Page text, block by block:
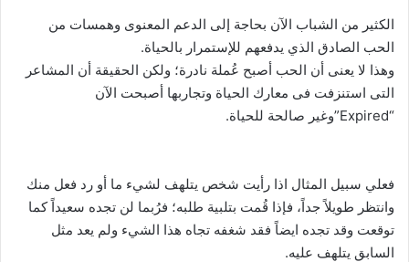
الكثير من الشباب الآن بحاجة إلى الدعم المعنوى وهمسات من
الحب الصادق الذي يدفعهم للإستمرار بالحياة.
وهذا لا يعنى أن الحب أصبح عُملة نادرة؛ ولكن الحقيقة أن المشاعر
التى استنزفت فى معارك الحياة وتجاربها أصبحت الآن
“Expired”وغير صالحة للحياة.
فعلي سبيل المثال اذا رأيت شخص يتلهف لشيء ما أو رد فعل منك
وانتظر طويلاً جداً، فإذا قُمت بتلبية طلبه؛ فرُبما لن تجده سعيداً كما
توقعت وقد تجده ايضاً فقد شغفه تجاه هذا الشيء ولم يعد مثل
السابق يتلهف عليه.